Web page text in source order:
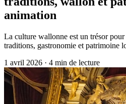
animation
La culture wallonne est un trésor
traditions, gastronomie et patrimoine
1 avril 2026 · 4 min de lecture